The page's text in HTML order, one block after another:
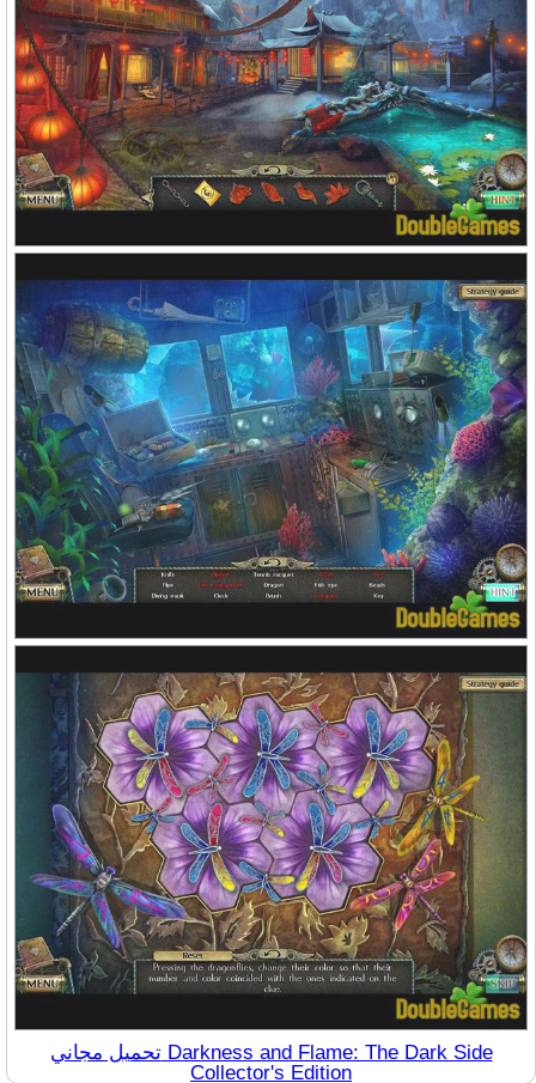
تحميل مجاني Darkness and Flame: The Dark Side
Collector's Edition